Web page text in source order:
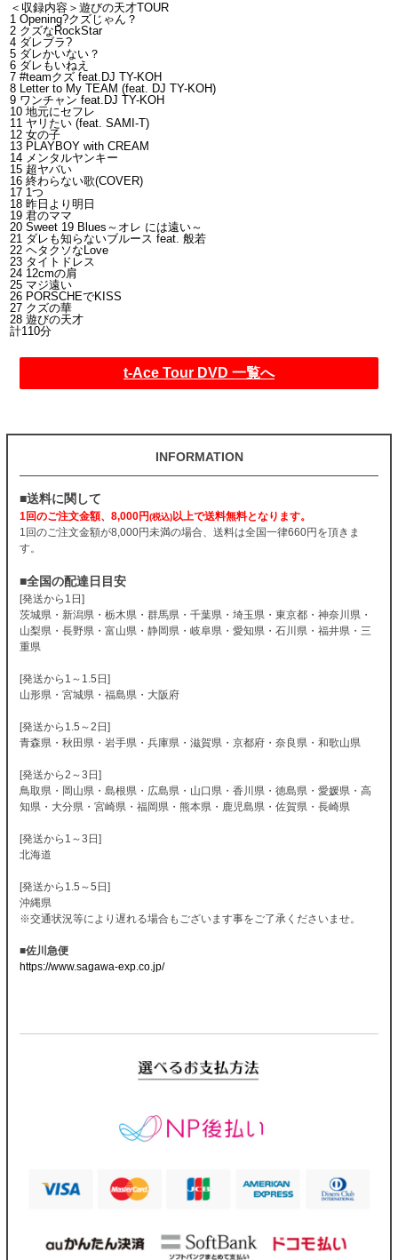
＜収録内容＞遊びの天才TOUR
1 Opening?クズじゃん？
2 クズなRockStar
4 ダレブラ?
5 ダレかいない？
6 ダレもいねえ
7 #teamクズ feat.DJ TY-KOH
8 Letter to My TEAM (feat. DJ TY-KOH)
9 ワンチャン feat.DJ TY-KOH
10 地元にセフレ
11 ヤリたい (feat. SAMI-T)
12 女の子
13 PLAYBOY with CREAM
14 メンタルヤンキー
15 超ヤバい
16 終わらない歌(COVER)
17 1つ
18 昨日より明日
19 君のママ
20 Sweet 19 Blues～オレ には遠い～
21 ダレも知らないブルース feat. 般若
22 ヘタクソなLove
23 タイトドレス
24 12cmの肩
25 マジ遠い
26 PORSCHEでKISS
27 クズの華
28 遊びの天才
計110分
t-Ace Tour DVD 一覧へ
INFORMATION
■送料に関して
1回のご注文金額、8,000円(税込)以上で送料無料となります。
1回のご注文金額が8,000円未満の場合、送料は全国一律660円を頂きま
す。
■全国の配達日目安
[発送から1日]
茨城県・新潟県・栃木県・群馬県・千葉県・埼玉県・東京都・神奈川県・
山梨県・長野県・富山県・静岡県・岐阜県・愛知県・石川県・福井県・三
重県
[発送から1～1.5日]
山形県・宮城県・福島県・大阪府
[発送から1.5～2日]
青森県・秋田県・岩手県・兵庫県・滋賀県・京都府・奈良県・和歌山県
[発送から2～3日]
鳥取県・岡山県・島根県・広島県・山口県・香川県・徳島県・愛媛県・高
知県・大分県・宮崎県・福岡県・熊本県・鹿児島県・佐賀県・長崎県
[発送から1～3日]
北海道
[発送から1.5～5日]
沖縄県
※交通状況等により遅れる場合もございます事をご了承くださいませ。
■佐川急便
https://www.sagawa-exp.co.jp/